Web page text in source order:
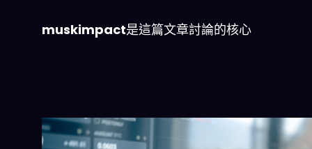
muskimpact是這篇文章討論的核心